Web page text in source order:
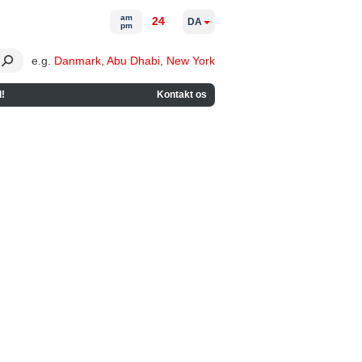
e.g. Danmark Abu Dhabi New York
Kontakt os
am
pm
24 DA